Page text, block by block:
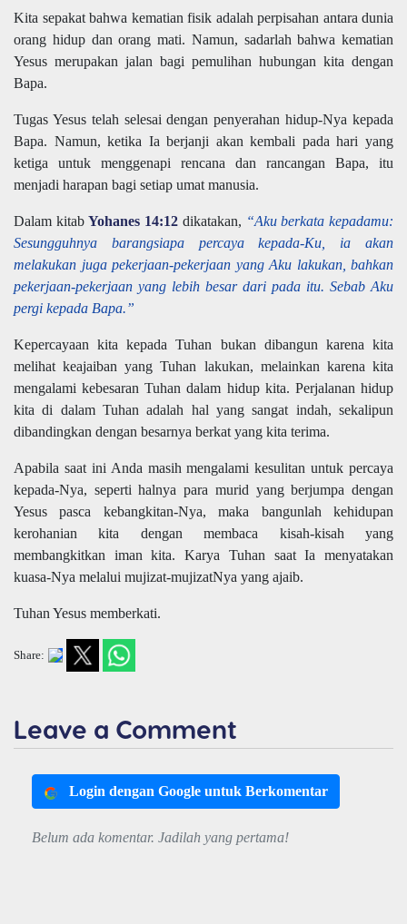
Kita sepakat bahwa kematian fisik adalah perpisahan antara dunia
orang hidup dan orang mati. Namun, sadarlah bahwa kematian
Yesus merupakan jalan bagi pemulihan hubungan kita dengan
Bapa.
Tugas Yesus telah selesai dengan penyerahan hidup-Nya kepada
Bapa. Namun, ketika Ia berjanji akan kembali pada hari yang
ketiga untuk menggenapi rencana dan rancangan Bapa, itu
menjadi harapan bagi setiap umat manusia.
Dalam kitabYohanes 14:12 dikatakan, “Aku berkata kepadamu:
Sesungguhnya barangsiapa percaya kepada-Ku, ia akan
melakukan juga pekerjaan-pekerjaan yang Aku lakukan, bahkan
pekerjaan-pekerjaan yang lebih besar dari pada itu. Sebab Aku
pergi kepada Bapa.”
Kepercayaan kita kepada Tuhan bukan dibangun karena kita
melihat keajaiban yang Tuhan lakukan, melainkan karena kita
mengalami kebesaran Tuhan dalam hidup kita. Perjalanan hidup
kita di dalam Tuhan adalah hal yang sangat indah, sekalipun
dibandingkan dengan besarnya berkat yang kita terima.
Apabila saat ini Anda masih mengalami kesulitan untuk percaya
kepada-Nya, seperti halnya para murid yang berjumpa dengan
Yesus pasca kebangkitan-Nya, maka bangunlah kehidupan
kerohanian kita dengan membaca kisah-kisah yang
membangkitkan iman kita. Karya Tuhan saat Ia menyatakan
kuasa-Nya melalui mujizat-mujizatNya yang ajaib.
Tuhan Yesus memberkati.
Share:
Leave a Comment
Login dengan Google untuk Berkomentar
Belum ada komentar. Jadilah yang pertama!